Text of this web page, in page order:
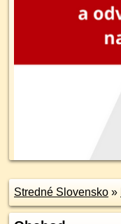
Stredné Slovensko »